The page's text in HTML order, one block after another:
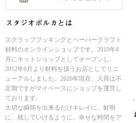
スクラップブッキングとペーパークラフト
材料のオンラインショップです。2010年4
月にキットショップとしてオープンし、
2012年6月より材料を扱うお店としてリニ
ューアルしました。2026年現在、入荷は不
定期ですがマイペースにショップを運営し
ております。
大切な瞬間を出来るだけキレイに、鮮明
に、残していけるように。幸せな時間をア